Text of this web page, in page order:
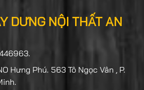
DƯNG NỘI THẤT AN
Hưng Phú. 563 Tô Ngọc Vân , P.